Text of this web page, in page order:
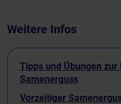
Weitere Infos
Tipps und Übungen
Samenerguss
Vorzeitiger